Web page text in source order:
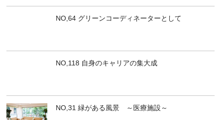
NO,64 グリーンコーディネーターとして
NO,118 自身のキャリアの集大成
NO,31 緑がある風景 ～医療施設～